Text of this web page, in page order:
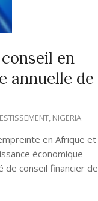
en
annuelle de
, NIGERIA
en Afrique et
économique
de conseil financier de